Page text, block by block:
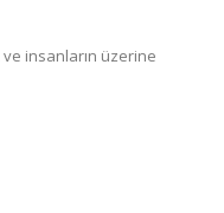
insanların üzerine